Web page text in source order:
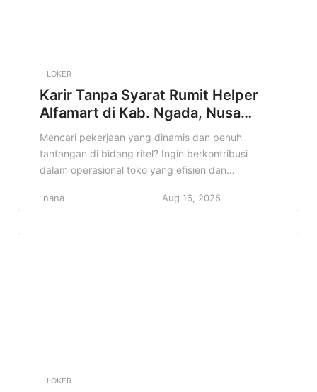
LOKER
Karir Tanpa Syarat Rumit Helper
Alfamart di Kab. Ngada, Nusa
Tenggara Timur Terbaru Tahun
2025
Mencari pekerjaan yang dinamis dan penuh
tantangan di bidang ritel? Ingin berkontribusi
dalam operasional toko yang efisien dan
Helper Alfamart di Kab. Ngada, Nusa Tenggara
nana Aug 16, 2025
LOKER